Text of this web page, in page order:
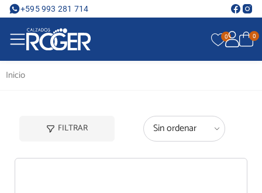
+595 993 281 714
0 0
Inicio
FILTRAR